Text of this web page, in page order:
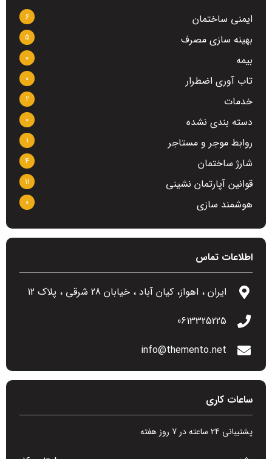
ایمنی ساختمان 6
بهینه سازی مصرف 5
بیمه 0
تاب آوری اضطرار 0
خدمات 2
دسته بندی نشده 0
روابط موجر و مستاجر 1
شارژ ساختمان 4
قوانین آپارتمان نشینی 11
هوشمند سازی 0
اطلاعات تماس
ایران ، اهواز، کیان آباد ، خیابان 28 شرقی ، پلاک 12
0613325225
info@themento.net
ساعات کاری
پشتیبانی 24 ساعته در 7 روز هفته